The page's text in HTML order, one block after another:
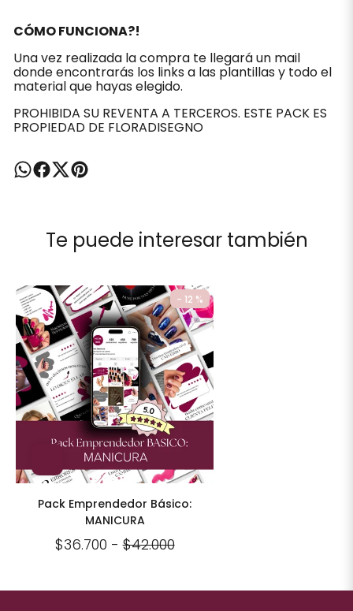
CÓMO FUNCIONA?!
Una vez realizada la compra te llegará un mail
donde encontrarás los links a las plantillas y todo el
material que hayas elegido.
PROHIBIDA SU REVENTA A TERCEROS. ESTE PACK ES
PROPIEDAD DE FLORADISEGNO
Te puede interesar también
- 12 %
Pack Emprendedor Básico:
MANICURA
$36.700 - $42.000